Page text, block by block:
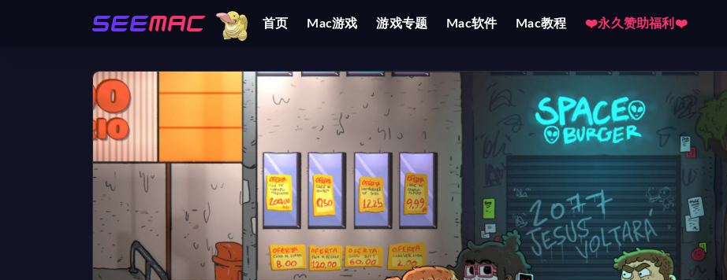
首页 Mac游戏 游戏专题 Mac软件 Mac教程 ❤️永久赞助福利❤️